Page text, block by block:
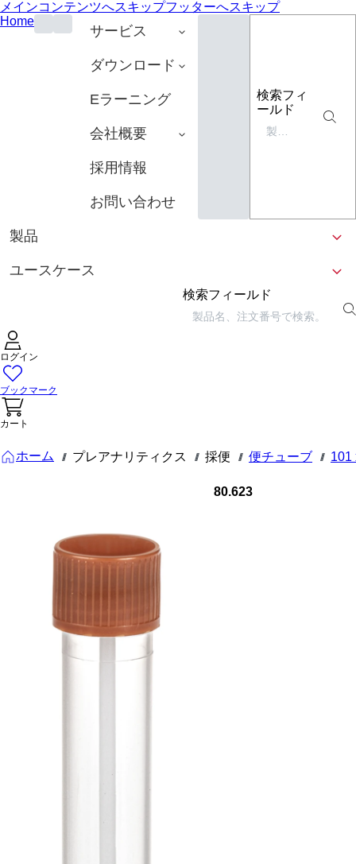
メインコンテンツへスキップフッターへスキップ
Home
サービス
ダウンロード
Eラーニング
会社概要
採用情報
お問い合わせ
検索フィ
ールド
製品
ユースケース
検索フィールド
ログイン
ブックマーク
カート
ホーム /// プレアナリティクス /// 採便 /// 便チューブ /// 101
80.623